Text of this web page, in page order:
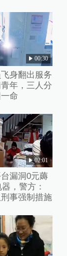
00:30
身翻出服务
年，三人分
命
02:01
漏洞0元薅
，警方：
事强制措施